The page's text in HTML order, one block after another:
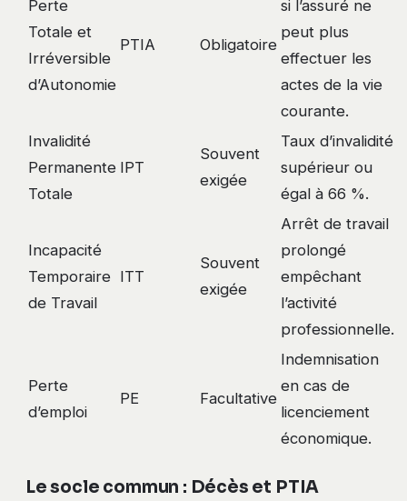
Perte
Totale et
Irréversible
d’Autonomie
PTIA Obligatoire
si l’assuré ne
peut plus
effectuer les
actes de la vie
courante.
Invalidité
Permanente
Totale
IPT
Souvent
exigée
Taux d’invalidité
supérieur ou
égal à 66 %.
Incapacité
Temporaire
de Travail
ITT
Souvent
exigée
Arrêt de travail
prolongé
empêchant
l’activité
professionnelle.
Perte
d’emploi
PE Facultative
Indemnisation
en cas de
licenciement
économique.
Le socle commun : Décès et PTIA